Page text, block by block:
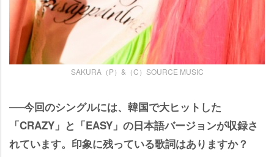
SAKURA（P）&（C）SOURCE MUSIC
──今回のシングルには、韓国で大ヒットした
「CRAZY」と「EASY」の日本語バージョンが収録さ
れています。印象に残っている歌詞はありますか？